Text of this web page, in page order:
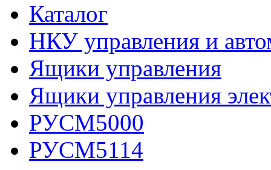
Каталог
НКУ управления и
Ящики управления
Ящики управления
РУСМ5000
РУСМ5114